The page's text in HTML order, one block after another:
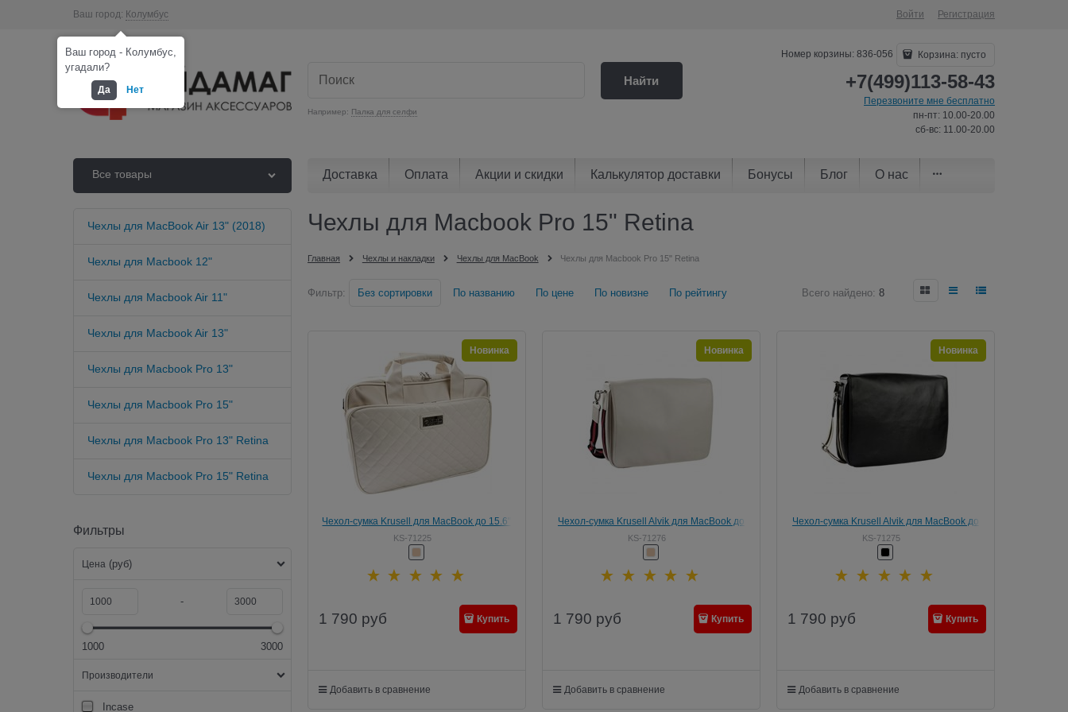
Ваш город: Колумбус Войти Регистрация
Например: Палка для селфи
Найти
Номер корзины: 836-056 Корзина: пусто
+7(499)113-58-43
Перезвоните мне бесплатно
пн-пт: 10.00-20.00
сб-вс: 11.00-20.00
Все товары Доставка Оплата Акции и скидки Калькулятор доставки Бонусы Блог О нас
Чехлы для MacBook Air 13" (2018)
Чехлы для Macbook 12"
Чехлы для Macbook Air 11"
Чехлы для Macbook Air 13"
Чехлы для Macbook Pro 13"
Чехлы для Macbook Pro 15"
Чехлы для Macbook Pro 13" Retina
Чехлы для Macbook Pro 15" Retina
Фильтры
Цена (руб)
-
1000 3000
Производители
Incase
Чехлы для Macbook Pro 15" Retina
Главная Чехлы и накладки Чехлы для MacBook Чехлы для Macbook Pro 15" Retina
Фильтр: Без сортировки По названию По цене По новизне По рейтингу Всего найдено: 8
Чехол-сумка Krusell для MacBook до 15.6"
(Цвет: Бежевый)
KS-71225
Новинка
1 790 руб Купить
Добавить в сравнение
Чехол-сумка Krusell Alvik для MacBook до
15.6" (Цвет: Бежевый)
KS-71276
Новинка
1 790 руб Купить
Добавить в сравнение
Чехол-сумка Krusell Alvik для MacBook до
15.6" (Цвет: Чёрный)
KS-71275
Новинка
1 790 руб Купить
Добавить в сравнение
Ваш город - Колумбус,
угадали?
Да Нет